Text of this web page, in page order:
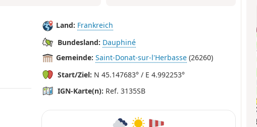
Land: Frankreich
Bundesland: Dauphiné
Gemeinde: Saint-Donat-sur-l'Herbasse (26260)
Start/Ziel: N 45.147683° / E 4.992253°
IGN-Karte(n): Ref. 3135SB